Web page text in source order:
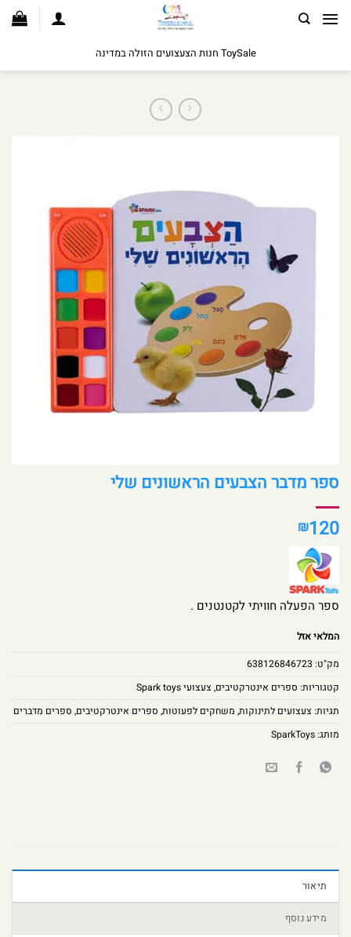
לתוכן
ToySale חנות הצעצועים הזולה במדינה
ספר מדבר הצבעים הראשונים שלי
₪120
ספר הפעלה חוויתי לקטנטנים .
המלאי אזל
מק"ט: 638126846723
קטגוריות: ספרים אינטרקטיבים, צעצועי Spark toys
תגיות: צעצועים לתינוקות, משחקים לפעוטות, ספרים אינטרקטיבים, ספרים מדברים
מותג:SparkToys
תיאור
מידע נוסף